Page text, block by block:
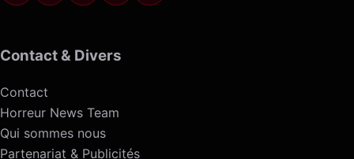
Contact & Divers
Contact
Horreur News Team
Qui sommes nous
Partenariat & Publicités